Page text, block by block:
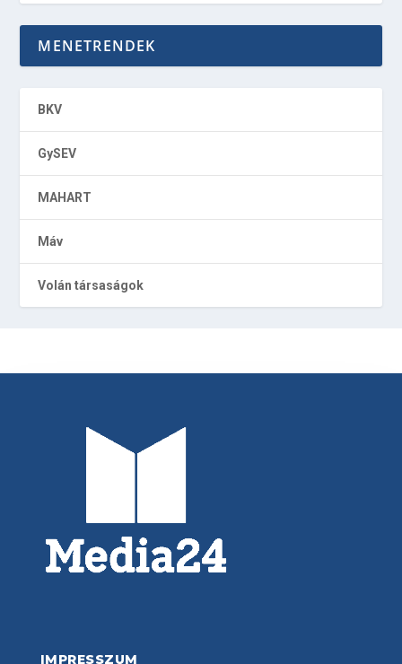
MENETRENDEK
BKV
GySEV
MAHART
Máv
Volán társaságok
IMPRESSZUM